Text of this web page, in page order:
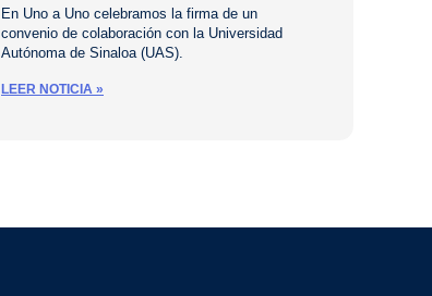
En Uno a Uno celebramos la firma de un
convenio de colaboración con la Universidad
Autónoma de Sinaloa (UAS).
LEER NOTICIA »